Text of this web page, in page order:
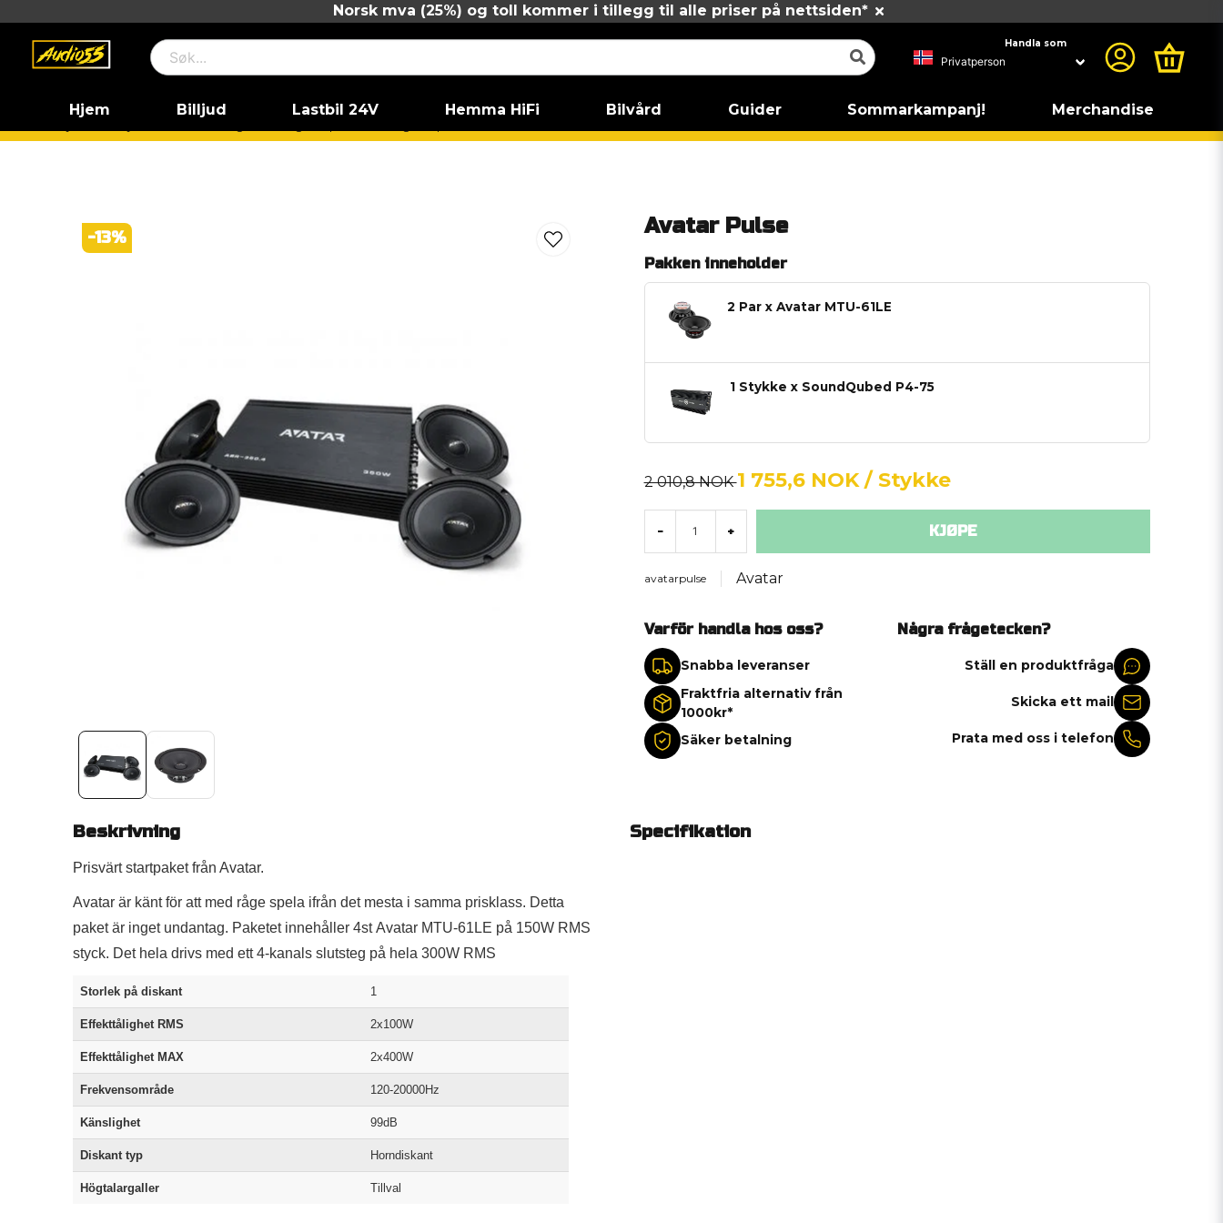
Norsk mva (25%) og toll kommer i tillegg til alle priser på nettsiden*
Handla som
Hjem Billjud Lastbil 24V Hemma HiFi Bilvård Guider Sommarkampanj! Merchandise
-13% Avatar Pulse
Pakken inneholder
2 Par x Avatar MTU-61LE
1 Stykke x SoundQubed P4-75
2 010,8 NOK1 755,6 NOK / Stykke
- + KJØPE
avatarpulse Avatar
Varför handla hos oss?
Snabba leveranser
Fraktfria alternativ från
1000kr*
Säker betalning
Några frågetecken?
Ställ en produktfråga
Skicka ett mail
Prata med oss i telefon
Beskrivning
Prisvärt startpaket från Avatar.
Avatar är känt för att med råge spela ifrån det mesta i samma prisklass. Detta
paket är inget undantag. Paketet innehåller 4st Avatar MTU-61LE på 150W RMS
styck. Det hela drivs med ett 4-kanals slutsteg på hela 300W RMS
Storlek på diskant 1
Effekttålighet RMS 2x100W
Effekttålighet MAX 2x400W
Frekvensområde 120-20000Hz
Känslighet 99dB
Diskant typ Horndiskant
Högtalargaller Tillval
Specifikation